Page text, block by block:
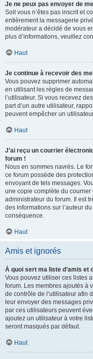
Je ne peux pas envoyer de
Soit vous n’êtes pas inscrit et
entièrement la messagerie
modérateur a décidé de vous
plus d’informations, veuillez
Haut
Je continue à recevoir des
Vous pouvez supprimer
en utilisant les règles de
l’utilisateur. Si vous recevez
part d’un autre utilisateur,
peuvent empêcher un
Haut
J’ai reçu un courrier
forum !
Nous en sommes navrés. Le
ce forum possède des
envoyant de tels messages.
une copie complète du
administrateur du forum. Il est
des informations sur l’auteur
conséquence.
Haut
Amis et ignorés
À quoi sert ma liste d’amis et
Vous pouvez utiliser ces listes
forum. Les membres ajoutés à
de contrôle de l’utilisateur afin
leur envoyer des messages
par ces utilisateurs peuvent
ajoutez un utilisateur à votre
seront masqués par défaut.
Haut